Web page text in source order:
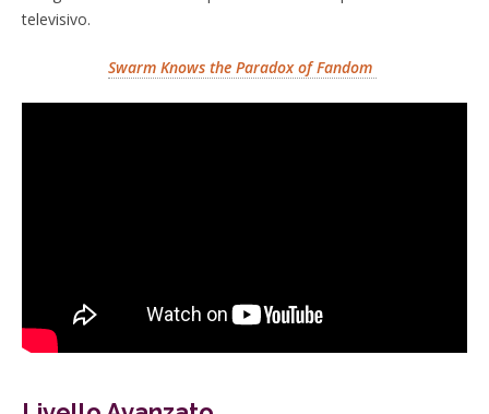
televisivo.
Swarm Knows the Paradox of Fandom